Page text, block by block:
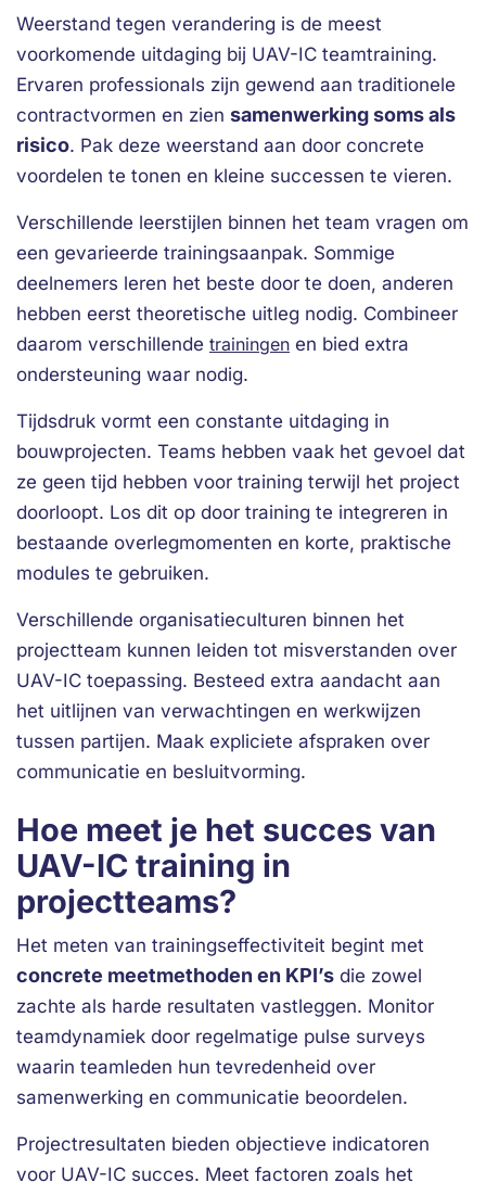
Weerstand tegen verandering is de meest
voorkomende uitdaging bij UAV-IC teamtraining.
Ervaren professionals zijn gewend aan traditionele
contractvormen en zien samenwerking soms als
risico. Pak deze weerstand aan door concrete
voordelen te tonen en kleine successen te vieren.
Verschillende leerstijlen binnen het team vragen om
een gevarieerde trainingsaanpak. Sommige
deelnemers leren het beste door te doen, anderen
hebben eerst theoretische uitleg nodig. Combineer
daarom verschillende trainingen en bied extra
ondersteuning waar nodig.
Tijdsdruk vormt een constante uitdaging in
bouwprojecten. Teams hebben vaak het gevoel dat
ze geen tijd hebben voor training terwijl het project
doorloopt. Los dit op door training te integreren in
bestaande overlegmomenten en korte, praktische
modules te gebruiken.
Verschillende organisatieculturen binnen het
projectteam kunnen leiden tot misverstanden over
UAV-IC toepassing. Besteed extra aandacht aan
het uitlijnen van verwachtingen en werkwijzen
tussen partijen. Maak expliciete afspraken over
communicatie en besluitvorming.
Hoe meet je het succes van
UAV-IC training in
projectteams?
Het meten van trainingseffectiviteit begint met
concrete meetmethoden en KPI’s die zowel
zachte als harde resultaten vastleggen. Monitor
teamdynamiek door regelmatige pulse surveys
waarin teamleden hun tevredenheid over
samenwerking en communicatie beoordelen.
Projectresultaten bieden objectieve indicatoren
voor UAV-IC succes. Meet factoren zoals het